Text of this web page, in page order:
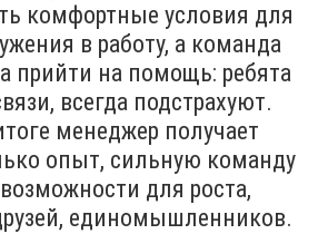
комфортные условия для
в работу, а команда
прийти на помощь: ребята
всегда подстрахуют.
менеджер получает
опыт, сильную команду
для роста,
единомышленников.